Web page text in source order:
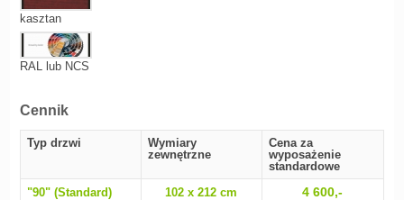
kasztan
RAL lub NCS
Cennik
Typ drzwi
Wymiary
zewnętrzne
Cena za
wyposażenie
standardowe
"90" (Standard)
102 x 212 cm 4 600,-